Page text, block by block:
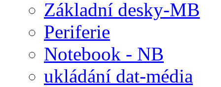
Základní desky-MB
Periferie
Notebook - NB
ukládání dat-média